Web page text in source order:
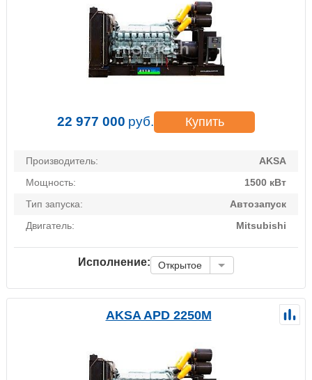
22 977 000 руб. Купить
Производитель:
AKSA
Мощность:
1500 кВт
Тип запуска:
Автозапуск
Двигатель:
Mitsubishi
Исполнение: Открытое
AKSA APD 2250M